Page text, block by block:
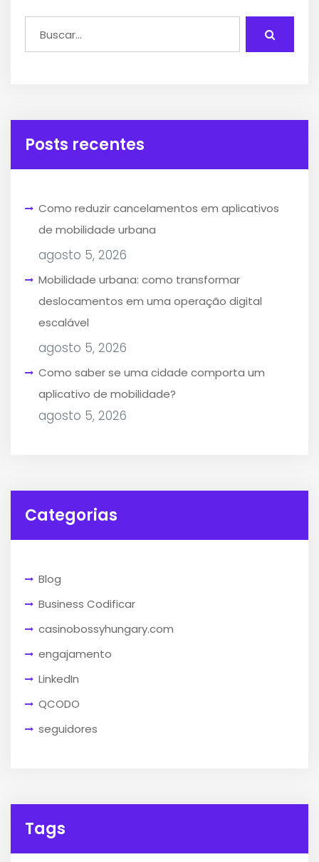
Posts recentes
Como reduzir cancelamentos em aplicativos
de mobilidade urbana
agosto 5, 2026
Mobilidade urbana: como transformar
deslocamentos em uma operação digital
escalável
agosto 5, 2026
Como saber se uma cidade comporta um
aplicativo de mobilidade?
agosto 5, 2026
Categorias
Blog
Business Codificar
casinobossyhungary.com
engajamento
LinkedIn
QCODO
seguidores
Tags